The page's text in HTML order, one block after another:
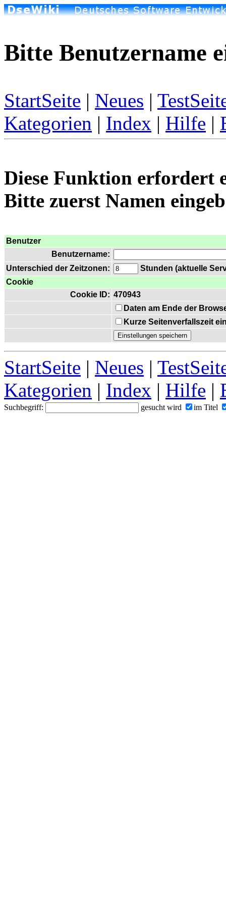
Bitte Benutzername
StartSeite | Neues |
Kategorien | Index | Hilfe |
Diese Funktion erfordert
Bitte zuerst Namen
Benutzer
Benutzername:
Unterschied der Zeitzonen:
Stunden (aktuelle
Cookie
Cookie ID: 470943
Daten am Ende der
Kurze Seitenverfallszeit
StartSeite | Neues |
Kategorien | Index | Hilfe |
Suchbegriff: gesucht wird im Titel